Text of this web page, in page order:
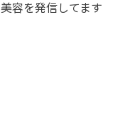
容を発信してます